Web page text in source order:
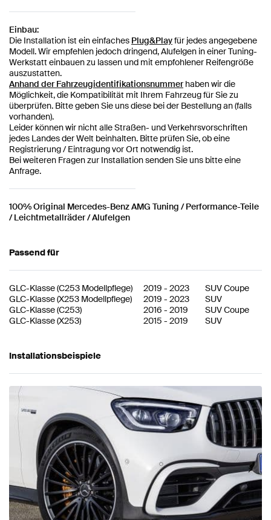
Einbau:
Die Installation ist ein einfaches Plug&Playfür jedes angegebene
Modell. Wir empfehlen jedoch dringend, Alufelgen in einer Tuning-
Werkstatt einbauen zu lassen und mit empfohlener Reifengröße
auszustatten.
Anhand der Fahrzeugidentifikationsnummer haben wir die
Möglichkeit, die Kompatibilität mit Ihrem Fahrzeug für Sie zu
überprüfen. Bitte geben Sie uns diese bei der Bestellung an (falls
vorhanden).
Leider können wir nicht alle Straßen- und Verkehrsvorschriften
jedes Landes der Welt beinhalten. Bitte prüfen Sie, ob eine
Registrierung / Eintragung vor Ort notwendig ist.
Bei weiteren Fragen zur Installation senden Sie uns bitte eine
Anfrage.
100% Original Mercedes-Benz AMG Tuning / Performance-Teile
/ Leichtmetallräder / Alufelgen
Passend für
GLC-Klasse(C253 Modellpflege) 2019 - 2023
SUV Coupe
GLC-Klasse(X253 Modellpflege) 2019 - 2023
SUV
GLC-Klasse(C253) 2016 - 2019
SUV Coupe
GLC-Klasse(X253) 2015 - 2019 SUV
Installationsbeispiele